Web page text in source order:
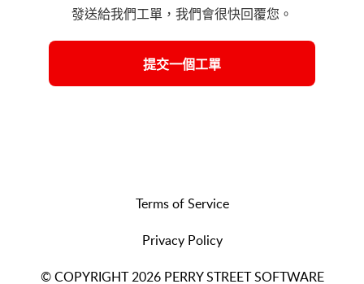
發送給我們工單，我們會很快回覆您。
提交一個工單
Terms of Service
Privacy Policy
© COPYRIGHT 2026 PERRY STREET SOFTWARE